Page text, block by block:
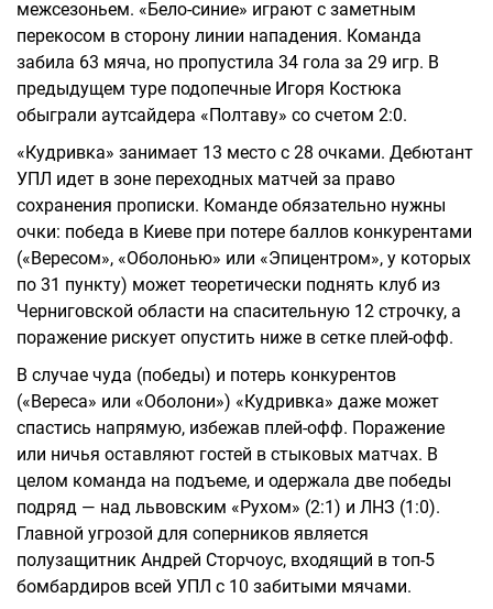
межсезоньем. «Бело-синие» играют с заметным
перекосом в сторону линии нападения. Команда
забила 63 мяча, но пропустила 34 гола за 29 игр. В
предыдущем туре подопечные Игоря Костюка
обыграли аутсайдера «Полтаву» со счетом 2:0.
«Кудривка» занимает 13 место с 28 очками. Дебютант
УПЛ идет в зоне переходных матчей за право
сохранения прописки. Команде обязательно нужны
очки: победа в Киеве при потере баллов конкурентами
(«Вересом», «Оболонью» или «Эпицентром», у которых
по 31 пункту) может теоретически поднять клуб из
Черниговской области на спасительную 12 строчку, а
поражение рискует опустить ниже в сетке плей-офф.
В случае чуда (победы) и потерь конкурентов
(«Вереса» или «Оболони») «Кудривка» даже может
спастись напрямую, избежав плей-офф. Поражение
или ничья оставляют гостей в стыковых матчах. В
целом команда на подъеме, и одержала две победы
подряд — над львовским «Рухом» (2:1) и ЛНЗ (1:0).
Главной угрозой для соперников является
полузащитник Андрей Сторчоус, входящий в топ-5
бомбардиров всей УПЛ с 10 забитыми мячами.